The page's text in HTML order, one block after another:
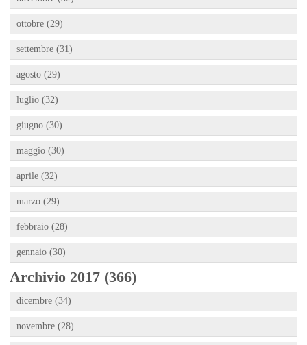
ottobre (29)
settembre (31)
agosto (29)
luglio (32)
giugno (30)
maggio (30)
aprile (32)
marzo (29)
febbraio (28)
gennaio (30)
Archivio 2017 (366)
dicembre (34)
novembre (28)